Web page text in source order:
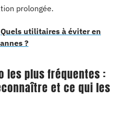
prolongée.
Quels utilitaires à éviter en
?
les plus fréquentes :
et ce qui les